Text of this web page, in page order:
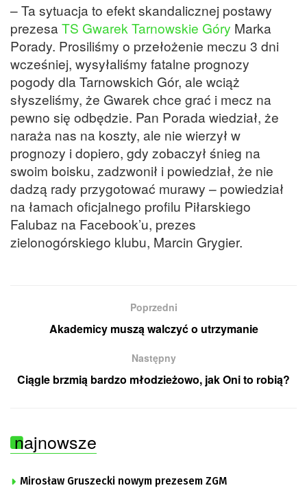
– Ta sytuacja to efekt skandalicznej postawy
prezesaTS Gwarek Tarnowskie Góry Marka
Porady. Prosiliśmy o przełożenie meczu 3 dni
wcześniej, wysyłaliśmy fatalne prognozy
pogody dla Tarnowskich Gór, ale wciąż
słyszeliśmy, że Gwarek chce grać i mecz na
pewno się odbędzie. Pan Porada wiedział, że
naraża nas na koszty, ale nie wierzył w
prognozy i dopiero, gdy zobaczył śnieg na
swoim boisku, zadzwonił i powiedział, że nie
dadzą rady przygotować murawy – powiedział
na łamach oficjalnego profilu Piłarskiego
Falubaz na Facebook’u, prezes
zielonogórskiego klubu, Marcin Grygier.
Poprzedni
Akademicy muszą walczyć o utrzymanie
Następny
Ciągle brzmią bardzo młodzieżowo, jak Oni to robią?
najnowsze
Mirosław Gruszecki nowym prezesem ZGM